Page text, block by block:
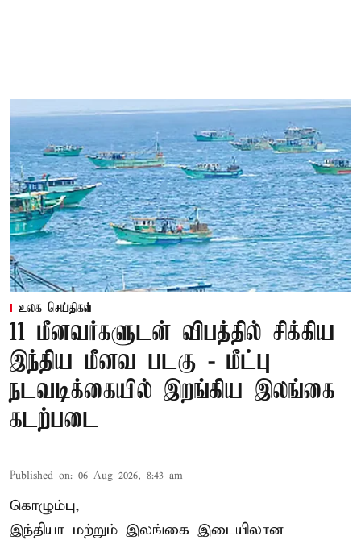
உலக செய்திகள்
11 மீனவர்களுடன் விபத்தில் சிக்கிய
இந்திய மீனவ படகு - மீட்பு
நடவடிக்கையில் இறங்கிய இலங்கை
கடற்படை
Published on: 06 Aug 2026, 8:43 am
கொழும்பு,
இந்தியா மற்றும் இலங்கை இடையிலான